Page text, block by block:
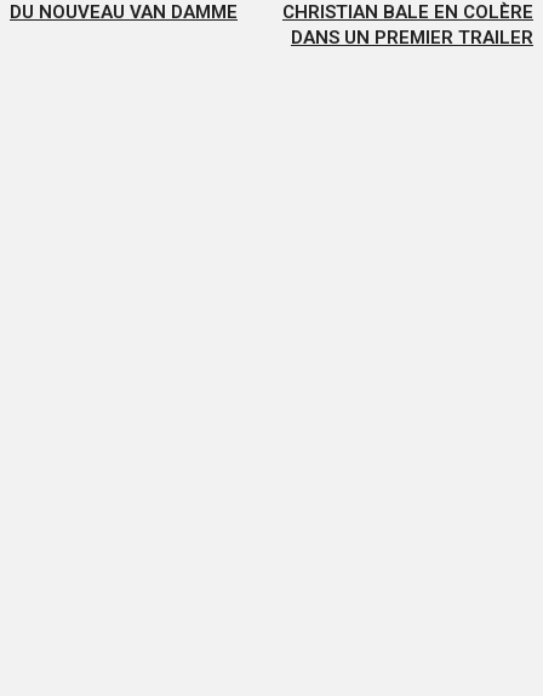
DU NOUVEAU VAN DAMME
CHRISTIAN BALE EN COLÈRE
DANS UN PREMIER TRAILER